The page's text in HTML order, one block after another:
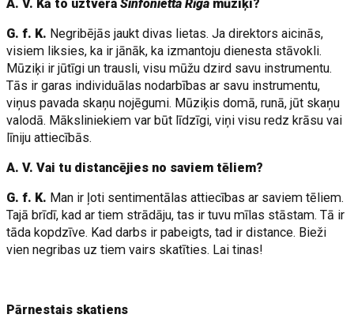
A. V. Kā to uztvēraSinfonietta Rīga mūziķi?
G. f. K. Negribējās jaukt divas lietas. Ja direktors aicinās,
visiem liksies, ka ir jānāk, ka izmantoju dienesta stāvokli.
Mūziķi ir jūtīgi un trausli, visu mūžu dzird savu instrumentu.
Tās ir garas individuālas nodarbības ar savu instrumentu,
viņus pavada skaņu nojēgumi. Mūziķis domā, runā, jūt skaņu
valodā. Māksliniekiem var būt līdzīgi, viņi visu redz krāsu vai
līniju attiecībās.
A. V. Vai tu distancējies no saviem tēliem?
G. f. K. Man ir ļoti sentimentālas attiecības ar saviem tēliem.
Tajā brīdī, kad ar tiem strādāju, tas ir tuvu mīlas stāstam. Tā ir
tāda kopdzīve. Kad darbs ir pabeigts, tad ir distance. Bieži
vien negribas uz tiem vairs skatīties. Lai tinas!
Pārnestais skatiens